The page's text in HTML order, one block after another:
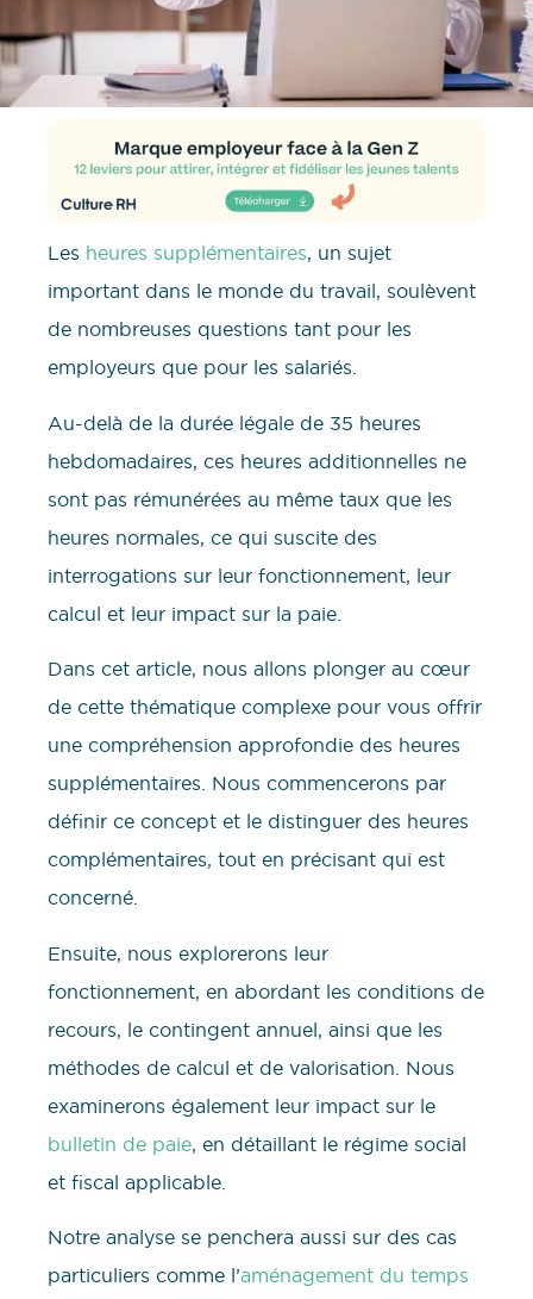
Les heures supplémentaires, un sujet
important dans le monde du travail, soulèvent
de nombreuses questions tant pour les
employeurs que pour les salariés.
Au-delà de la durée légale de 35 heures
hebdomadaires, ces heures additionnelles ne
sont pas rémunérées au même taux que les
heures normales, ce qui suscite des
interrogations sur leur fonctionnement, leur
calcul et leur impact sur la paie.
Dans cet article, nous allons plonger au cœur
de cette thématique complexe pour vous offrir
une compréhension approfondie des heures
supplémentaires. Nous commencerons par
définir ce concept et le distinguer des heures
complémentaires, tout en précisant qui est
concerné.
Ensuite, nous explorerons leur
fonctionnement, en abordant les conditions de
recours, le contingent annuel, ainsi que les
méthodes de calcul et de valorisation. Nous
examinerons également leur impact sur le
bulletin de paie, en détaillant le régime social
et fiscal applicable.
Notre analyse se penchera aussi sur des cas
particuliers comme l’aménagement du temps